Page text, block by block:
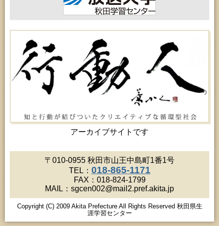
アーカイブサイトです
〒010-0955 秋田市山王中島町1番1号
TEL： 018-865-1171
FAX：018-824-1799
MAIL：sgcen002@mail2.pref.akita.jp
Copyright (C) 2009 Akita Prefecture All Rights Reserved 秋田県生
涯学習センター